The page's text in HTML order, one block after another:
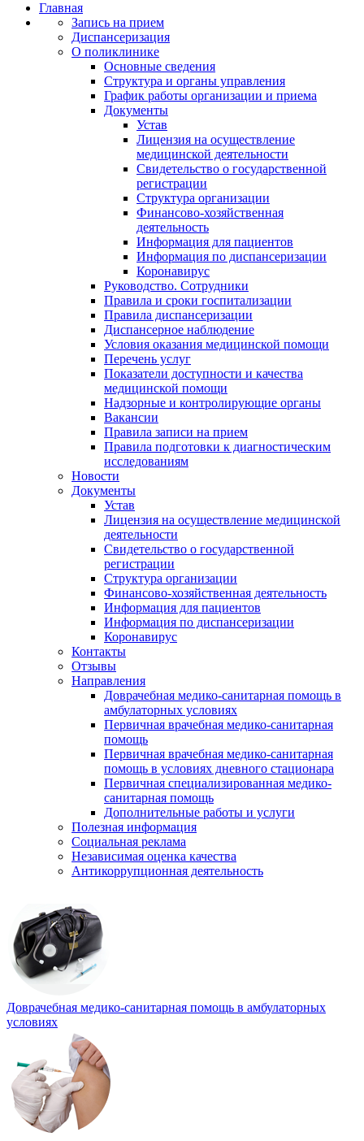
Главная
Запись на прием
Диспансеризация
О поликлинике
Основные сведения
Структура и органы управления
График работы организации и приема
Документы
Устав
Лицензия на осуществление
медицинской деятельности
Свидетельство о государственной
регистрации
Структура организации
Финансово-хозяйственная
деятельность
Информация для пациентов
Информация по диспансеризации
Коронавирус
Руководство. Сотрудники
Правила и сроки госпитализации
Правила диспансеризации
Диспансерное наблюдение
Условия оказания медицинской помощи
Перечень услуг
Показатели доступности и качества
медицинской помощи
Надзорные и контролирующие органы
Вакансии
Правила записи на прием
Правила подготовки к диагностическим
исследованиям
Новости
Документы
Устав
Лицензия на осуществление медицинской
деятельности
Свидетельство о государственной
регистрации
Структура организации
Финансово-хозяйственная деятельность
Информация для пациентов
Информация по диспансеризации
Коронавирус
Контакты
Отзывы
Направления
Доврачебная медико-санитарная помощь в
амбулаторных условиях
Первичная врачебная медико-санитарная
помощь
Первичная врачебная медико-санитарная
помощь в условиях дневного стационара
Первичная специализированная медико-
санитарная помощь
Дополнительные работы и услуги
Полезная информация
Социальная реклама
Независимая оценка качества
Антикоррупционная деятельность
Доврачебная медико-санитарная помощь в амбулаторных
условиях